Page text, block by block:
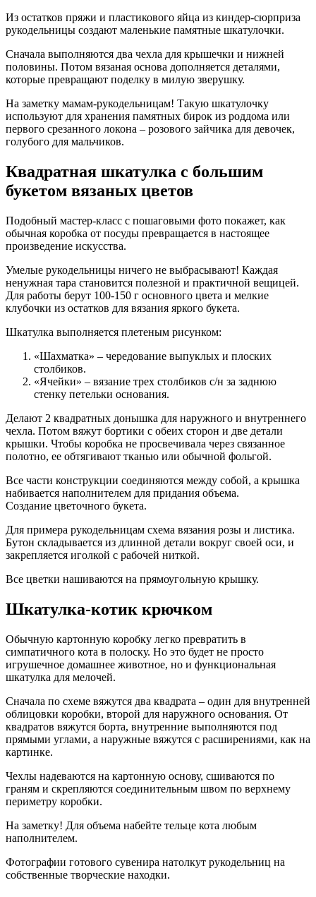
Из остатков пряжи и пластикового яйца из киндер-сюрприза
рукодельницы создают маленькие памятные шкатулочки.
Сначала выполняются два чехла для крышечки и нижней
половины. Потом вязаная основа дополняется деталями,
которые превращают поделку в милую зверушку.
На заметку мамам-рукодельницам! Такую шкатулочку
используют для хранения памятных бирок из роддома или
первого срезанного локона – розового зайчика для девочек,
голубого для мальчиков.
Квадратная шкатулка с большим
букетом вязаных цветов
Подобный мастер-класс с пошаговыми фото покажет, как
обычная коробка от посуды превращается в настоящее
произведение искусства.
Умелые рукодельницы ничего не выбрасывают! Каждая
ненужная тара становится полезной и практичной вещицей.
Для работы берут 100-150 г основного цвета и мелкие
клубочки из остатков для вязания яркого букета.
Шкатулка выполняется плетеным рисунком:
«Шахматка» – чередование выпуклых и плоских
столбиков.
«Ячейки» – вязание трех столбиков с/н за заднюю
стенку петельки основания.
Делают 2 квадратных донышка для наружного и внутреннего
чехла. Потом вяжут бортики с обеих сторон и две детали
крышки. Чтобы коробка не просвечивала через связанное
полотно, ее обтягивают тканью или обычной фольгой.
Все части конструкции соединяются между собой, а крышка
набивается наполнителем для придания объема.
Создание цветочного букета.
Для примера рукодельницам схема вязания розы и листика.
Бутон складывается из длинной детали вокруг своей оси, и
закрепляется иголкой с рабочей ниткой.
Все цветки нашиваются на прямоугольную крышку.
Шкатулка-котик крючком
Обычную картонную коробку легко превратить в
симпатичного кота в полоску. Но это будет не просто
игрушечное домашнее животное, но и функциональная
шкатулка для мелочей.
Сначала по схеме вяжутся два квадрата – один для внутренней
облицовки коробки, второй для наружного основания. От
квадратов вяжутся борта, внутренние выполняются под
прямыми углами, а наружные вяжутся с расширениями, как на
картинке.
Чехлы надеваются на картонную основу, сшиваются по
граням и скрепляются соединительным швом по верхнему
периметру коробки.
На заметку! Для объема набейте тельце кота любым
наполнителем.
Фотографии готового сувенира натолкут рукодельниц на
собственные творческие находки.